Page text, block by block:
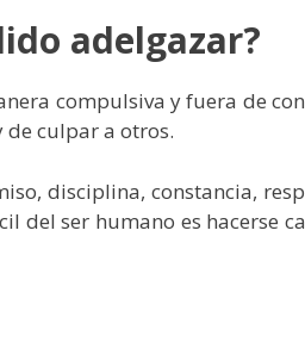
adelgazar?
compulsiva y fuera de
de culpar a otros.
disciplina, constancia,
del ser humano es hacerse